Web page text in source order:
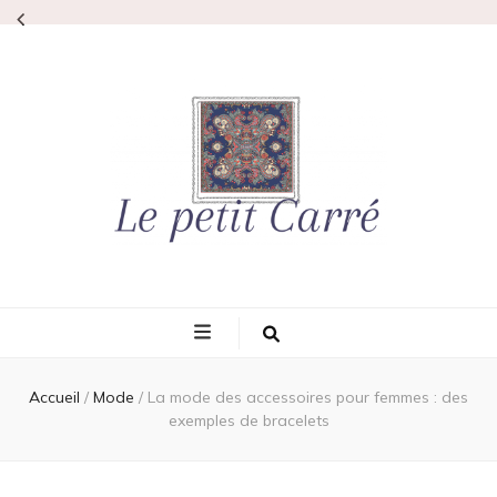
Accueil / Mode / La mode des accessoires pour femmes : des
exemples de bracelets